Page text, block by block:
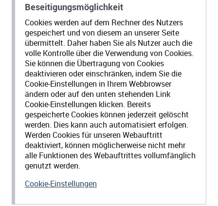
Beseitigungsmöglichkeit
Cookies werden auf dem Rechner des Nutzers
gespeichert und von diesem an unserer Seite
übermittelt. Daher haben Sie als Nutzer auch die
volle Kontrolle über die Verwendung von Cookies.
Sie können die Übertragung von Cookies
deaktivieren oder einschränken, indem Sie die
Cookie-Einstellungen in Ihrem Webbrowser
ändern oder auf den unten stehenden Link
Cookie-Einstellungen klicken. Bereits
gespeicherte Cookies können jederzeit gelöscht
werden. Dies kann auch automatisiert erfolgen.
Werden Cookies für unseren Webauftritt
deaktiviert, können möglicherweise nicht mehr
alle Funktionen des Webauftrittes vollumfänglich
genutzt werden.
Cookie-Einstellungen